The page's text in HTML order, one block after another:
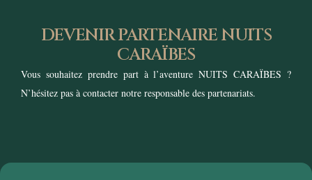
DEVENIR PARTENAIRE NUITS
CARAÏBES
Vous souhaitez prendre part à l’aventure NUITS CARAÏBES ?
N’hésitez pas à contacter notre responsable des partenariats.